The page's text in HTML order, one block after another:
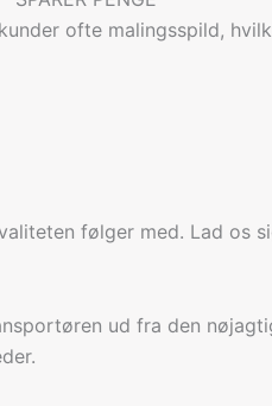
ofte malingsspild,
følger med. Lad
ud fra den